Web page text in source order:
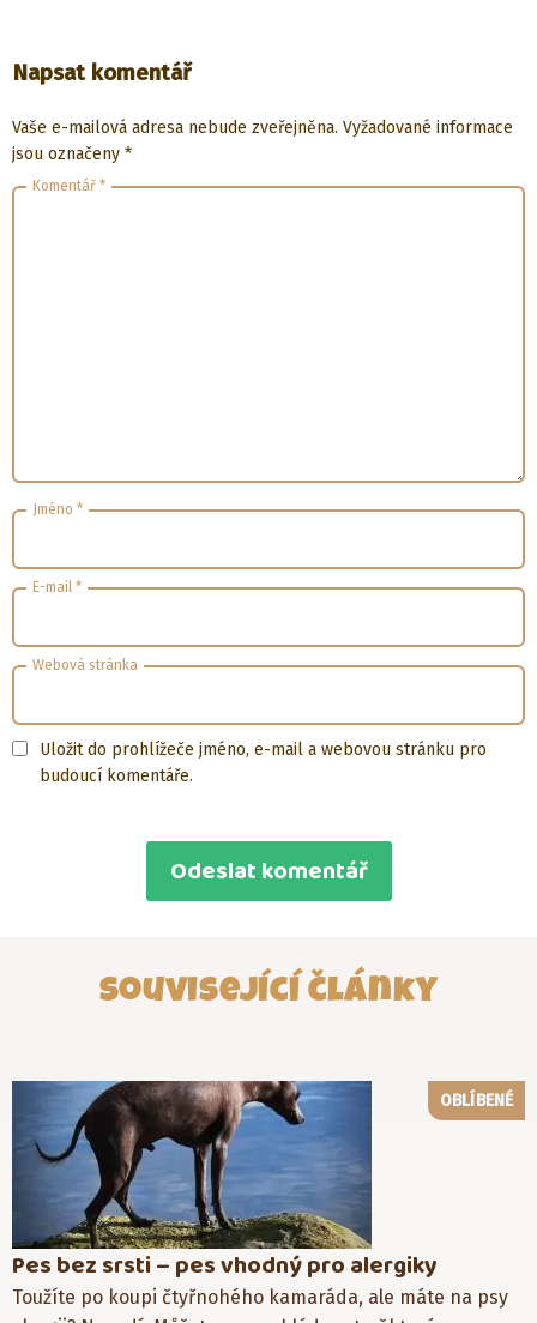
Napsat komentář
Vaše e-mailová adresa nebude zveřejněna. Vyžadované informace
jsou označeny *
Komentář *
Jméno *
E-mail *
Webová stránka
Uložit do prohlížeče jméno, e-mail a webovou stránku pro
budoucí komentáře.
Související články
OBLÍBENÉ
Pes bez srsti – pes vhodný pro alergiky
Toužíte po koupi čtyřnohého kamaráda, ale máte na psy